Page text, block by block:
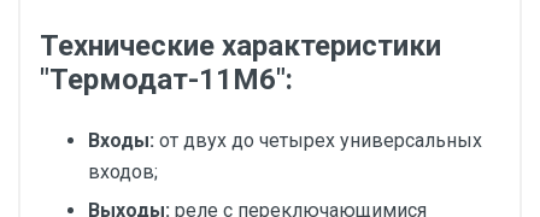
Технические характеристики
"Термодат-11M6":
Входы: от двух до четырех универсальных
входов;
Выходы: реле с переключающимися